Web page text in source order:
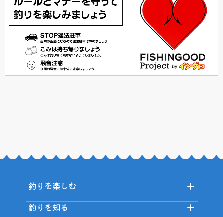
釣りを楽しむ
釣りを知る